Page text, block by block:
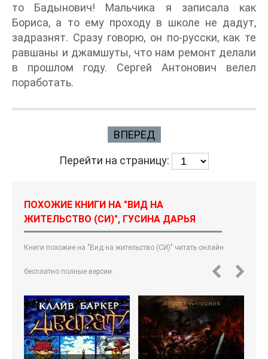
то Бадынович! Мальчика я записала как
Бориса, а то ему проходу в школе не дадут,
задразнят. Сразу говорю, он по-русски, как те
равшаны и джамшуты, что нам ремонт делали
в прошлом году. Сергей Антонович велел
поработать.
ВПЕРЕД
Перейти на страницу:
ПОХОЖИЕ КНИГИ НА "ВИД НА
ЖИТЕЛЬСТВО (СИ)", ГУСИНА ДАРЬЯ
Книги похожие на "Вид на жительство (СИ)" читать онлайн
бесплатно полные версии.